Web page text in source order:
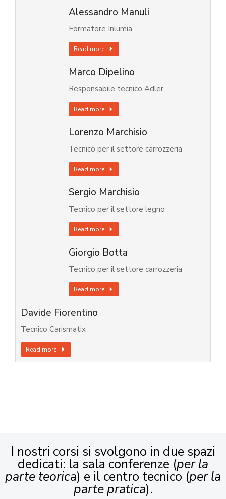
Alessandro Manuli
Formatore Inlumia
Read more
Marco Dipelino
Responsabile tecnico Adler
Read more
Lorenzo Marchisio
Tecnico per il settore carrozzeria
Read more
Sergio Marchisio
Tecnico per il settore legno
Read more
Giorgio Botta
Tecnico per il settore carrozzeria
Read more
Davide Fiorentino
Tecnico Carismatix
Read more
I nostri corsi si svolgono in due spazi
dedicati: la sala conferenze (per la
parte teorica) e il centro tecnico (per la
parte pratica).